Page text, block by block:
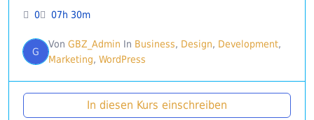
0 07h 30m
G
Von GBZ_Admin In Business, Design, Development,
Marketing, WordPress
In diesen Kurs einschreiben